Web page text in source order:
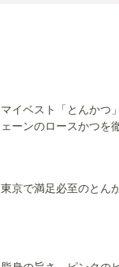
マイベスト「とんかつ
ェーンのロースかつを
東京で満足必至のとん